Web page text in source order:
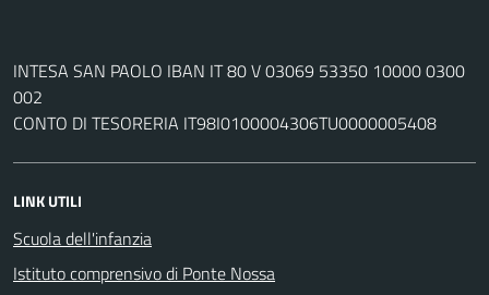
INTESA SAN PAOLO IBAN IT 80 V 03069 53350 10000 0300
002
CONTO DI TESORERIA IT98I0100004306TU0000005408
LINK UTILI
Scuola dell'infanzia
Istituto comprensivo di Ponte Nossa